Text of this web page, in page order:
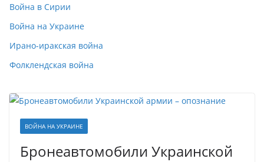
Война в Сирии
Война на Украине
Ирано-иракская война
Фолклендская война
ВОЙНА НА УКРАИНЕ
Бронеавтомобили Украинской